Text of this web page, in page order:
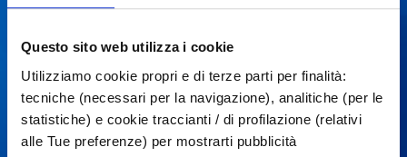
Questo sito web utilizza i cookie
Utilizziamo cookie propri e di terze parti per finalità:
tecniche (necessari per la navigazione), analitiche (per le
statistiche) e cookie traccianti / di profilazione (relativi
alle Tue preferenze) per mostrarti pubblicità
Suchen